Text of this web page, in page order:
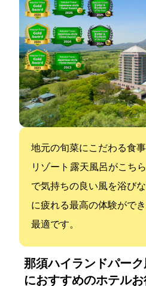
地元の旬菜にこだわる食
リゾート 露天風呂がこち
で気持ちの良い風を浴び
に疲れる最高の体験がで
最適です。
那須ハイランドパー
におすすめのホテル: